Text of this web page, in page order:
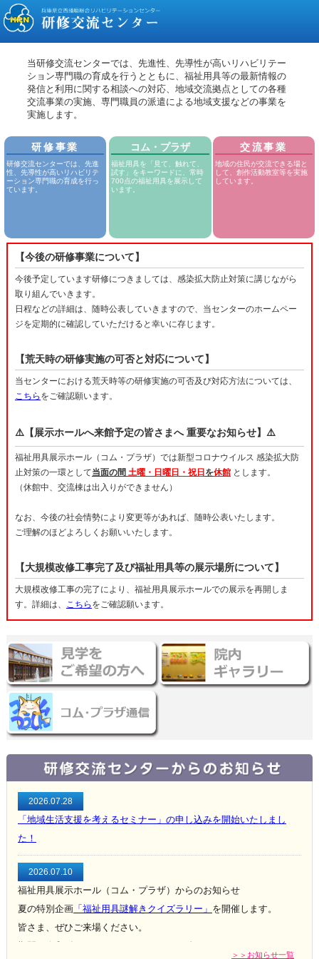
当研修交流センターでは、先進性、先導性が高いリハビリテー
ション専門職の育成を行うとともに、福祉用具等の最新情報の
発信と利用に関する相談への対応、地域交流拠点としての各種
交流事業の実施、専門職員の派遣による地域支援などの事業を
実施します。
研修事業
研修交流センターでは、先進
性、先導性が高いリハビリテ
ーション専門職の育成を行っ
ています。
交流事業
地域の住民が交流できる場と
して、創作活動教室等を実施
しています。
コム・プラザ
福祉用具を「見て、触れて、
試す」をキーワードに、常時
700点の福祉用具を展示して
います。
【今後の研修事業について】
今後予定しています研修につきましては、感染拡大防止対策に講じながら
取り組んでいきます。
日程などの詳細は、随時公表していきますので、当センターのホームペー
ジを定期的に確認していただけると幸いに存じます。
【荒天時の研修実施の可否と対応について】
当センターにおける荒天時等の研修実施の可否及び対応方法については、
こちら をご確認願います。
⚠️【展示ホールへ来館予定の皆さまへ 重要なお知らせ】⚠️
福祉用具展示ホール（コム・プラザ）では新型コロナウイルス 感染拡大防
止対策の一環として当面の間 土曜・日曜日・祝日 を休館とします。
（休館中、交流棟は出入りができません）
なお、今後の社会情勢により変更等があれば、随時公表いたします。
ご理解のほどよろしくお願いいたします。
【大規模改修工事完了及び福祉用具等の展示場所について】
大規模改修工事の完了により、福祉用具展示ホールでの展示を再開しま
す。詳細は、 こちら をご確認願います。
2026.07.28
「地域生活支援を考えるセミナー」の申し込みを開始いたしまし
た！
2026.07.10
福祉用具展示ホール（コム・プラザ）からのお知らせ
夏の特別企画「福祉用具謎解きクイズラリー」 を開催します。
皆さま、ぜひご来場ください。
＞＞お知らせ一覧